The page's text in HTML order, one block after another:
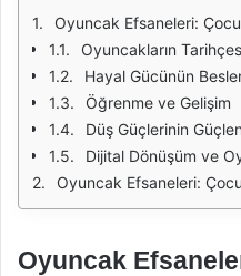
Oyuncak Efsaneleri: Çocukların
Oyuncakların
Hayal Gücünün
Öğrenme ve Gelişim
Düş Güçlerinin
Dijital Dönüşüm ve
Oyuncak Efsaneleri: Çocukların
Oyuncak